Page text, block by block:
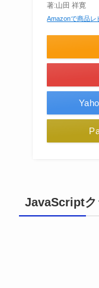
著:山田 祥寛
Amazonで商品レ
JavaScriptク